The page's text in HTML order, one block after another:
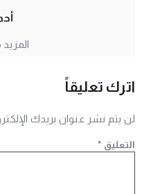
اترك تعليقاً
لن يتم نشر عنوان بريدك
التعليق *